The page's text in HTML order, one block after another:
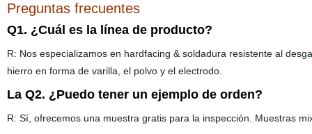
Preguntas frecuentes
Q1. ¿Cuál es la línea de producto?
R: Nos especializamos en hardfacing & soldadura resistente al
hierro en forma de varilla, el polvo y el electrodo.
La Q2. ¿Puedo tener un ejemplo de orden?
R: Sí, ofrecemos una muestra gratis para la inspección. Muestras